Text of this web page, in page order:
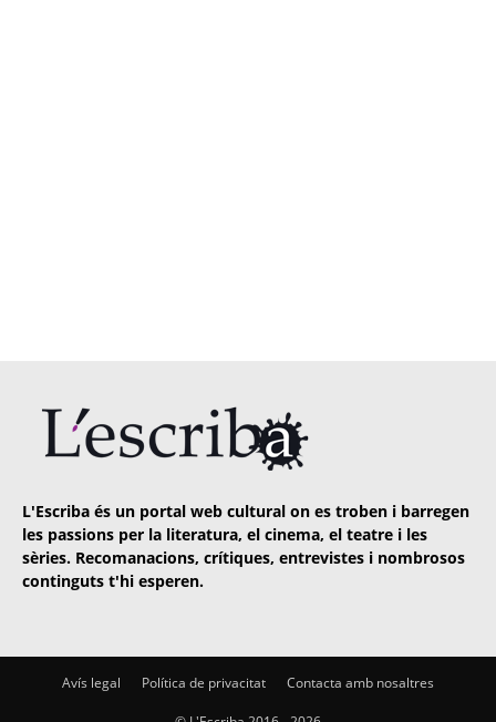
L'Escriba és un portal web cultural on es troben i barregen
les passions per la literatura, el cinema, el teatre i les
sèries. Recomanacions, crítiques, entrevistes i nombrosos
continguts t'hi esperen.
Avís legal Política de privacitat Contacta amb nosaltres